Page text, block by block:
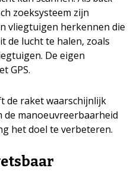
zoeksysteem zijn
vliegtuigen herkennen die
de lucht te halen, zoals
De eigen
GPS.
de raket waarschijnlijk
manoeuvreerbaarheid
het doel te verbeteren.